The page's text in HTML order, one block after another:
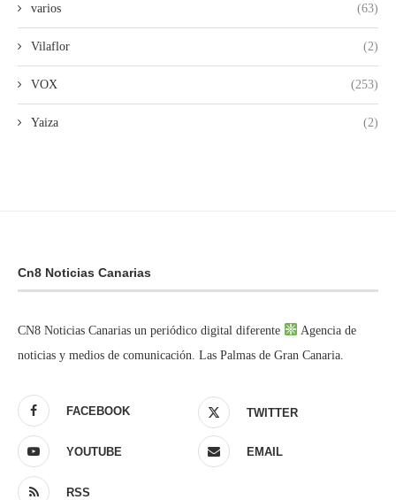
varios (63)
Vilaflor (2)
VOX (253)
Yaiza (2)
Cn8 Noticias Canarias
CN8 Noticias Canarias un periódico digital diferente
Agencia de
noticias y medios de comunicación. Las Palmas de Gran Canaria.
FACEBOOK TWITTER
YOUTUBE EMAIL
RSS